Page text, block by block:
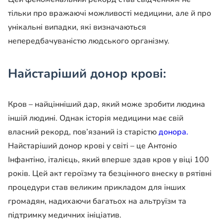
тільки про вражаючі можливості медицини, але й про
унікальні випадки, які визначаються
непередбачуваністю людського організму.
Найстаріший донор крові:
Кров – найцінніший дар, який може зробити людина
іншій людині. Однак історія медицини має свій
власний рекорд, пов’язаний із старістюдонора.
Найстаріший донор крові у світі – це Антоніо
Інфантіно, італієць, який вперше здав кров у віці 100
років. Цей акт героїзму та безцінного внеску в рятівні
процедури став великим прикладом для інших
громадян, надихаючи багатьох на альтруїзм та
підтримку медичних ініціатив.